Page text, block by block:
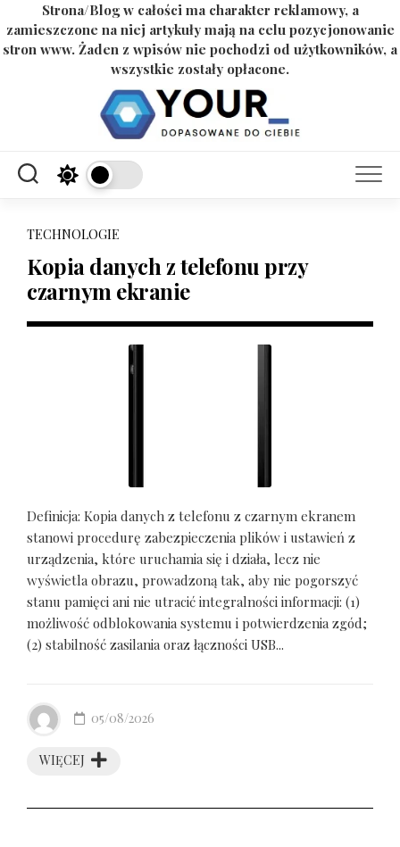
Strona/Blog w całości ma charakter reklamowy, a
zamieszczone na niej artykuły mają na celu pozycjonowanie
stron www. Żaden z wpisów nie pochodzi od użytkowników, a
wszystkie zostały opłacone.
TECHNOLOGIE
Kopia danych z telefonu przy
czarnym ekranie
Definicja: Kopia danych z telefonu z czarnym ekranem
stanowi procedurę zabezpieczenia plików i ustawień z
urządzenia, które uruchamia się i działa, lecz nie
wyświetla obrazu, prowadzoną tak, aby nie pogorszyć
stanu pamięci ani nie utracić integralności informacji: (1)
możliwość odblokowania systemu i potwierdzenia zgód;
(2) stabilność zasilania oraz łączności USB...
WIĘCEJ
05/08/2026